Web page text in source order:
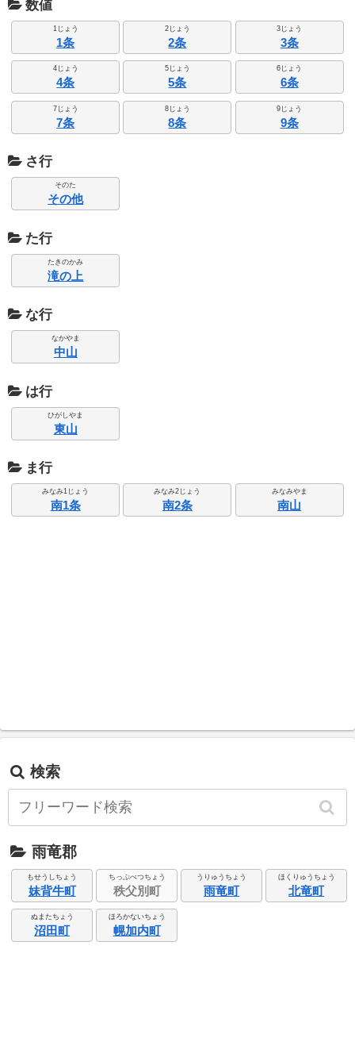
数値
1じょう
1条
2じょう
2条
3じょう
3条
4じょう
4条
5じょう
5条
6じょう
6条
7じょう
7条
8じょう
8条
9じょう
9条
さ行
そのた
その他
た行
たきのかみ
滝の上
な行
なかやま
中山
は行
ひがしやま
東山
ま行
みなみ1じょう
南1条
みなみ2じょう
南2条
みなみやま
南山
検索
雨竜郡
もせうしちょう
妹背牛町
ちっぷべつちょう
秩父別町
うりゅうちょう
雨竜町
ほくりゅうちょう
北竜町
ぬまたちょう
沼田町
ほろかないちょう
幌加内町